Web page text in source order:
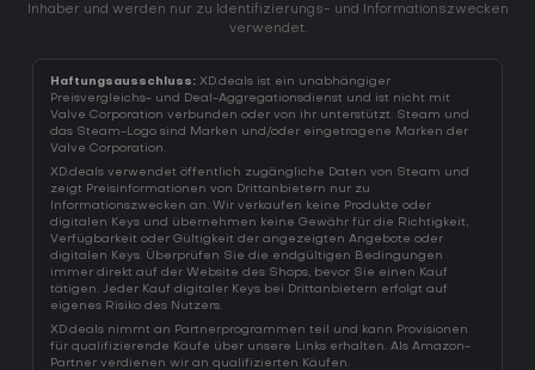
Inhaber und werden nur zu Identifizierungs- und Informationszwecken
verwendet.
Haftungsausschluss: XD.deals ist ein unabhängiger
Preisvergleichs- und Deal-Aggregationsdienst und ist nicht mit
Valve Corporation verbunden oder von ihr unterstützt. Steam und
das Steam-Logo sind Marken und/oder eingetragene Marken der
Valve Corporation.
XD.deals verwendet öffentlich zugängliche Daten von Steam und
zeigt Preisinformationen von Drittanbietern nur zu
Informationszwecken an. Wir verkaufen keine Produkte oder
digitalen Keys und übernehmen keine Gewähr für die Richtigkeit,
Verfügbarkeit oder Gültigkeit der angezeigten Angebote oder
digitalen Keys. Überprüfen Sie die endgültigen Bedingungen
immer direkt auf der Website des Shops, bevor Sie einen Kauf
tätigen. Jeder Kauf digitaler Keys bei Drittanbietern erfolgt auf
eigenes Risiko des Nutzers.
XD.deals nimmt an Partnerprogrammen teil und kann Provisionen
für qualifizierende Käufe über unsere Links erhalten. Als Amazon-
Partner verdienen wir an qualifizierten Käufen.